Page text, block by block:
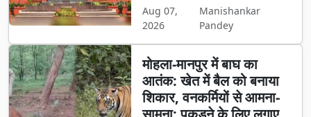
Aug 07,
2026
Manishankar
Pandey
मोहला-मानपुर में बाघ का
आतंक: खेत में बैल को बनाया
शिकार, वनकर्मियों से आमना-